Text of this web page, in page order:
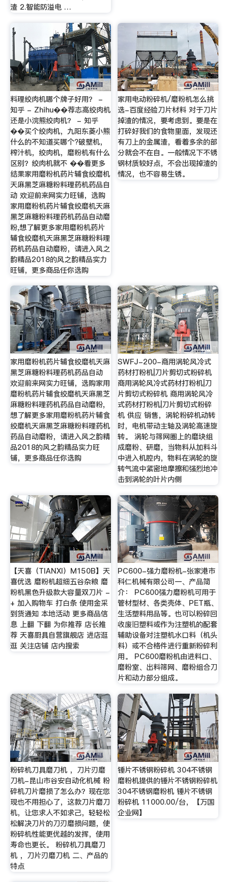
渣 2.智能防溢电 …
料理绞肉机哪个牌子好用？ -
知乎 - Zhihu��荐志高绞肉机
还是小浣熊绞肉机？ - 知乎
��买个绞肉机，九阳东菱小熊
什么的不知道买哪个?破壁机，
榨汁机，绞肉机，磨粉机有什么
区别？绞肉机就不 ��看更多
结果家用磨粉机药片辅食绞磨机
天麻黑芝麻糖粉料理药机药品自
动 欢迎前来网实力旺铺，选购
家用磨粉机药片辅食绞磨机天麻
黑芝麻糖粉料理药机药品自动磨
粉,想了解更多家用磨粉机药片
辅食绞磨机天麻黑芝麻糖粉料理
药机药品自动磨粉，请进入风之
韵精品2018的风之韵精品实力
旺铺，更多商品任你选购
家用电动粉碎机/磨粉机怎么挑
选-百度经验刀片材料 对于刀片
掉渣的情况，要考虑到。要是在
打碎好我们的食物里面，发现还
有刀上的金属渣，看着多余的部
分就会不在自。一般情况下不锈
钢材质较好点，不会出现掉渣的
情况，也不容易生锈。
家用磨粉机药片辅食绞磨机天麻
黑芝麻糖粉料理药机药品自动
欢迎前来网实力旺铺，选购家用
磨粉机药片辅食绞磨机天麻黑芝
麻糖粉料理药机药品自动磨粉,
想了解更多家用磨粉机药片辅食
绞磨机天麻黑芝麻糖粉料理药机
药品自动磨粉，请进入风之韵精
品2018的风之韵精品实力旺
铺，更多商品任你选购
SWFJ-200-商用涡轮风冷式
药材打粉机|刀片剪切式粉碎机
商用涡轮风冷式药材打粉机|刀
片剪切式粉碎机 商用涡轮风冷
式药材打粉机|刀片剪切式粉碎
机 供应 销售，涡轮粉碎机动转
时，电机带动主轴及涡轮高速旋
转。 涡轮与筛网圈上的磨块组
成磨粉、研磨，当物料从加料斗
中进入机腔内，物料在涡轮的旋
转气流中紧密地摩擦和强烈地冲
击到涡轮的叶片内侧
【天喜（TIANXI）M150B】天
喜优选 磨粉机超细五谷杂粮 磨
粉机黑色升级款大容量双刀片 -
+ 加入购物车 打白条 使用金采
到货通知 本地活动 更多商品信
息 上翻 下翻 为你推荐 店长推
荐 天喜厨具自营旗舰店 进店逛
逛 关注店铺 店内搜索
PC600-强力磨粉机-张家港市
科仁机械有限公司一、产品简
介： PC600强力磨粉机可用于
管材型材、各类壳体、PET瓶、
生活塑料用品等。也可以粉碎回
收废旧塑料或作为注塑机的配套
辅助设备对注塑机水口料（机头
料）或不合格件进行重新粉碎利
用。 PC600磨粉机由进料口、
磨粉室、出料筛网、磨粉组合刀
片和动力部分组成。
粉碎机刀具磨刀机 ，刀片刃磨
刀机-昆山市谷安自动化机械 粉
碎机刀片磨损了怎么办？现在您
现也不用担心了，这款刀片磨刀
机，让您求人不如求己，轻轻松
松解决刀片的刀刃磨损问题，使
粉碎机性能更优越的发挥，使用
寿命也更长。 粉碎机刀具磨刀
机 ，刀片刃磨刀机 二、产品的
特点
锤片不锈钢粉碎机 304不锈钢
磨粉机提供的锤片不锈钢粉碎机
304不锈钢磨粉机 锤片不锈钢
粉碎机 11000.00/台，【万国
企业网】